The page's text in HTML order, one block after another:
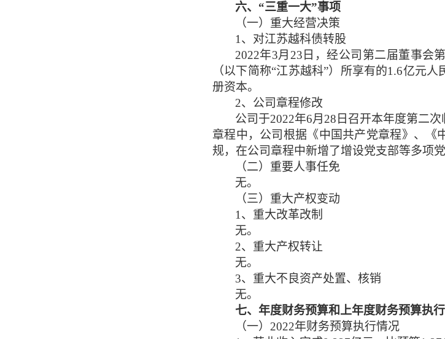
六、 “三重一大”事项
（一）重大经营决策
1、 对江苏越科债转股
2022年3月23日，经公司 第二届董事会第
（以下简称“江苏越科”） 所享有的1.6亿元人
册资本。
2、公司章程修改
公司 于2022年6月28日召开本年度第二
章程中， 公司 根据《中国共产党章程》、《
规，在公司章程中新增了增设党支部等多项
（二）重要人事任免
无。
（三）重大产权变动
1、 重大改革改制
无。
2、 重大产权转让
无。
3、 重大不良资产处置、核销
无。
七、年度财务预算和上年度财务预算执
（一） 2022年财务预算执行情况